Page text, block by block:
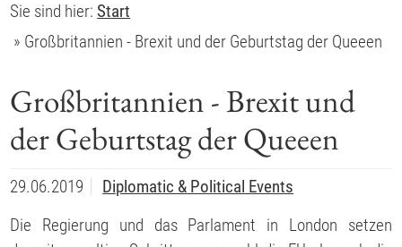
Sie sind hier:Start
» Großbritannien - Brexit und der Geburtstag der Queeen
Großbritannien - Brexit und
der Geburtstag der Queeen
29.06.2019
Diplomatic & Political Events
Die Regierung und das Parlament in London setzen